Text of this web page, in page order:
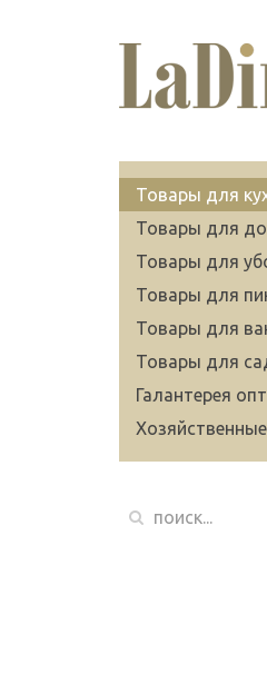
Товары для
Товары для
Товары для
Товары для
Товары для
Товары для
Галантерея